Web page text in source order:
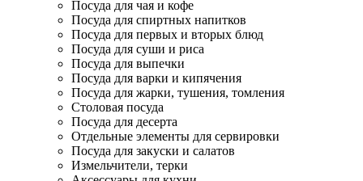
Посуда для чая и кофе
Посуда для спиртных напитков
Посуда для первых и вторых блюд
Посуда для суши и риса
Посуда для выпечки
Посуда для варки и кипячения
Посуда для жарки, тушения, томления
Столовая посуда
Посуда для десерта
Отдельные элементы для сервировки
Посуда для закуски и салатов
Измельчители, терки